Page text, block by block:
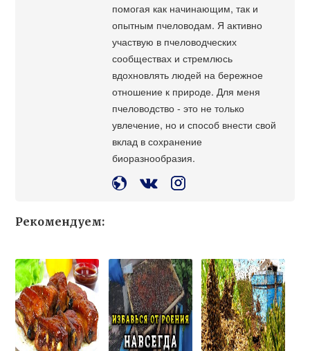
помогая как начинающим, так и
опытным пчеловодам. Я активно
участвую в пчеловодческих
сообществах и стремлюсь
вдохновлять людей на бережное
отношение к природе. Для меня
пчеловодство - это не только
увлечение, но и способ внести свой
вклад в сохранение
биоразнообразия.
Рекомендуем: